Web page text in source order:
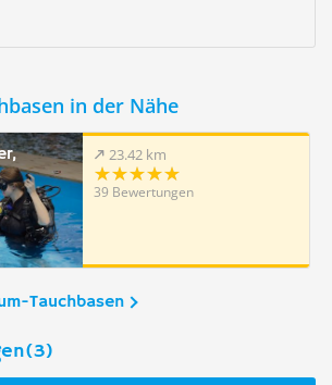
in der Nähe
23.42 km
39 Bewertungen
Tauchbasen